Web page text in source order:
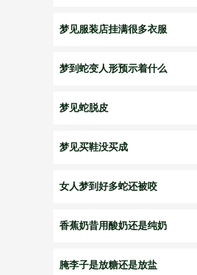
梦见服装店挂满很多衣服
梦到蛇变人形预示着什么
梦见蛇脱皮
梦见买鞋没买成
女人梦到好多蛇还被咬
香蕉奶昔用酸奶还是纯奶
腌李子是放糖还是放盐